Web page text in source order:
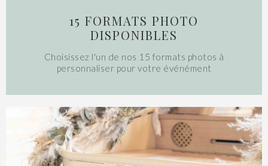
15 FORMATS PHOTO
DISPONIBLES
Choisissez l'un de nos 15 formats photos à
personnaliser pour votre événément